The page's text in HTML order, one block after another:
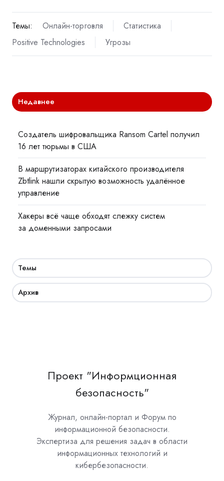
Темы: Онлайн-торговля
Статистика
Positive Technologies
Угрозы
Недавнее
Создатель шифровальщика Ransom Cartel получил
16 лет тюрьмы в США
В маршрутизаторах китайского производителя
Zbtlink нашли скрытую возможность удалённое
управление
Хакеры всё чаще обходят слежку систем
за доменными запросами
Темы
Архив
Проект "Информционная
безопасность"
Журнал, онлайн-портал и Форум по
информационной безопасности.
Экспертиза для решения задач в области
информационных технологий и
кибербезопасности.